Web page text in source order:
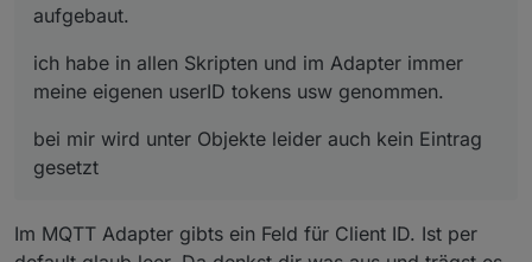
aufgebaut.
ich habe in allen Skripten und im Adapter immer
meine eigenen userID tokens usw genommen.
bei mir wird unter Objekte leider auch kein Eintrag
gesetzt
Im MQTT Adapter gibts ein Feld für Client ID. Ist per